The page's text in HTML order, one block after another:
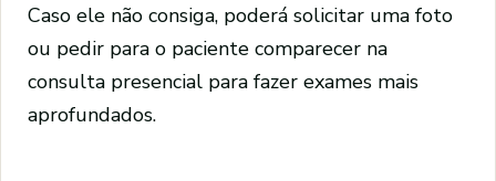
Caso ele não consiga, poderá solicitar uma foto
ou pedir para o paciente comparecer na
consulta presencial para fazer exames mais
aprofundados.